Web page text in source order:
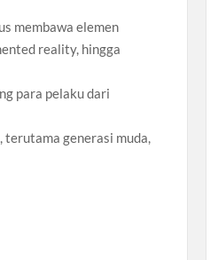
membawa elemen
reality, hingga
para pelaku dari
terutama generasi muda,